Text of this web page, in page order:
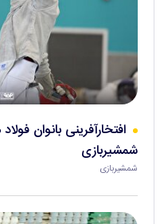
افتخارآفرینی بانوان
شمشیربازی
شمشیربازی